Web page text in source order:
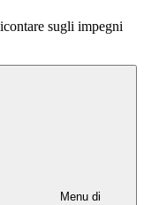
sugli impegni
Menu di